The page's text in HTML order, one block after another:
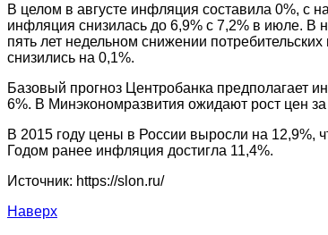
В целом в августе инфляция составила 0%, с
инфляция снизилась до 6,9% с 7,2% в июле. В
пять лет недельном снижении
снизились на 0,1%.
Базовый прогноз Центробанка предполагает
6%. В Минэкономразвития ожидают рост цен за
В 2015 году цены в России выросли на 12,9%,
Годом ранее инфляция достигла 11,4%.
Источник: https://slon.ru/
Наверх